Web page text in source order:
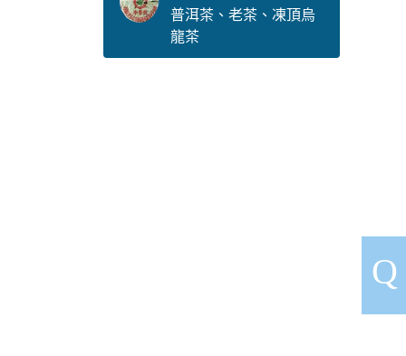
普洱茶、 老茶、 凍頂烏
龍茶
Q